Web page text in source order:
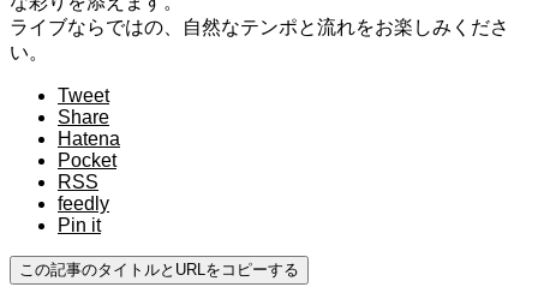
ライブならではの、自然なテンポと流れをお楽しみくださ
い。
Tweet
Share
Hatena
Pocket
RSS
feedly
Pin it
この記事のタイトルとURLをコピーする